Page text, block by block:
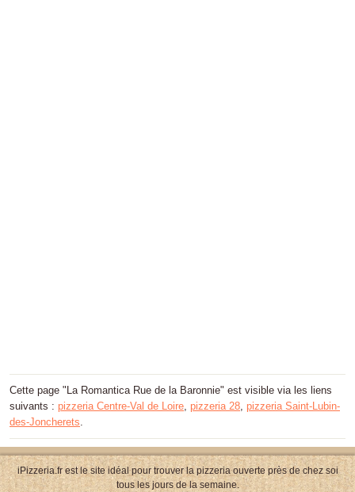
Cette page "La Romantica Rue de la Baronnie" est visible via les liens
suivants : pizzeria Centre-Val de Loire, pizzeria 28, pizzeria Saint-Lubin-
des-Joncherets.
iPizzeria.fr est le site idéal pour trouver la pizzeria ouverte près de chez soi
tous les jours de la semaine.